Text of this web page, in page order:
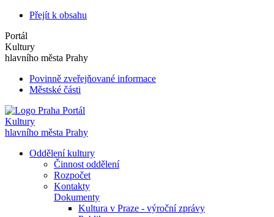
Přejít k obsahu
Portál
Kultury
hlavního města Prahy
Povinně zveřejňované informace
Městské části
Portál
Kultury
hlavního města Prahy
Oddělení kultury
Činnost oddělení
Rozpočet
Kontakty
Dokumenty
Kultura v Praze - výroční zprávy